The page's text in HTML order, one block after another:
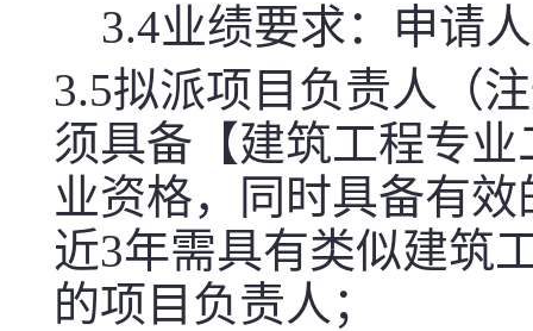
3.4业绩要求：申请
3.5拟派项目负责人（
须具备【建筑工程专
业资格，同时具备有
近3年需具有类似建筑
的项目负责人；